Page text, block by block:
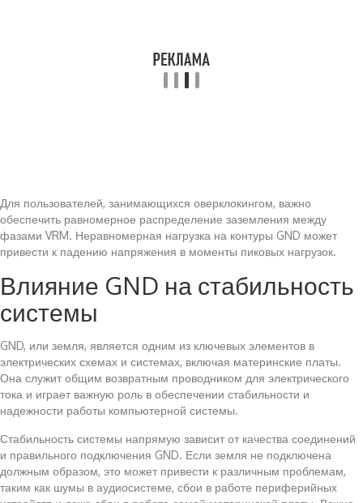
Для пользователей, занимающихся оверклокингом, важно
обеспечить равномерное распределение заземления между
фазами VRM. Неравномерная нагрузка на контуры GND может
привести к падению напряжения в моменты пиковых нагрузок.
Влияние GND на стабильность
системы
GND, или земля, является одним из ключевых элементов в
электрических схемах и системах, включая материнские платы.
Она служит общим возвратным проводником для электрического
тока и играет важную роль в обеспечении стабильности и
надежности работы компьютерной системы.
Стабильность системы напрямую зависит от качества соединений
и правильного подключения GND. Если земля не подключена
должным образом, это может привести к различным проблемам,
таким как шумы в аудиосистеме, сбои в работе периферийных